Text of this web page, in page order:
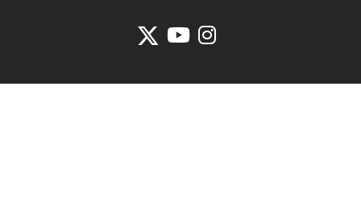
Se abrirá nueva ventana-twitter
Se abrirá nueva ventana-